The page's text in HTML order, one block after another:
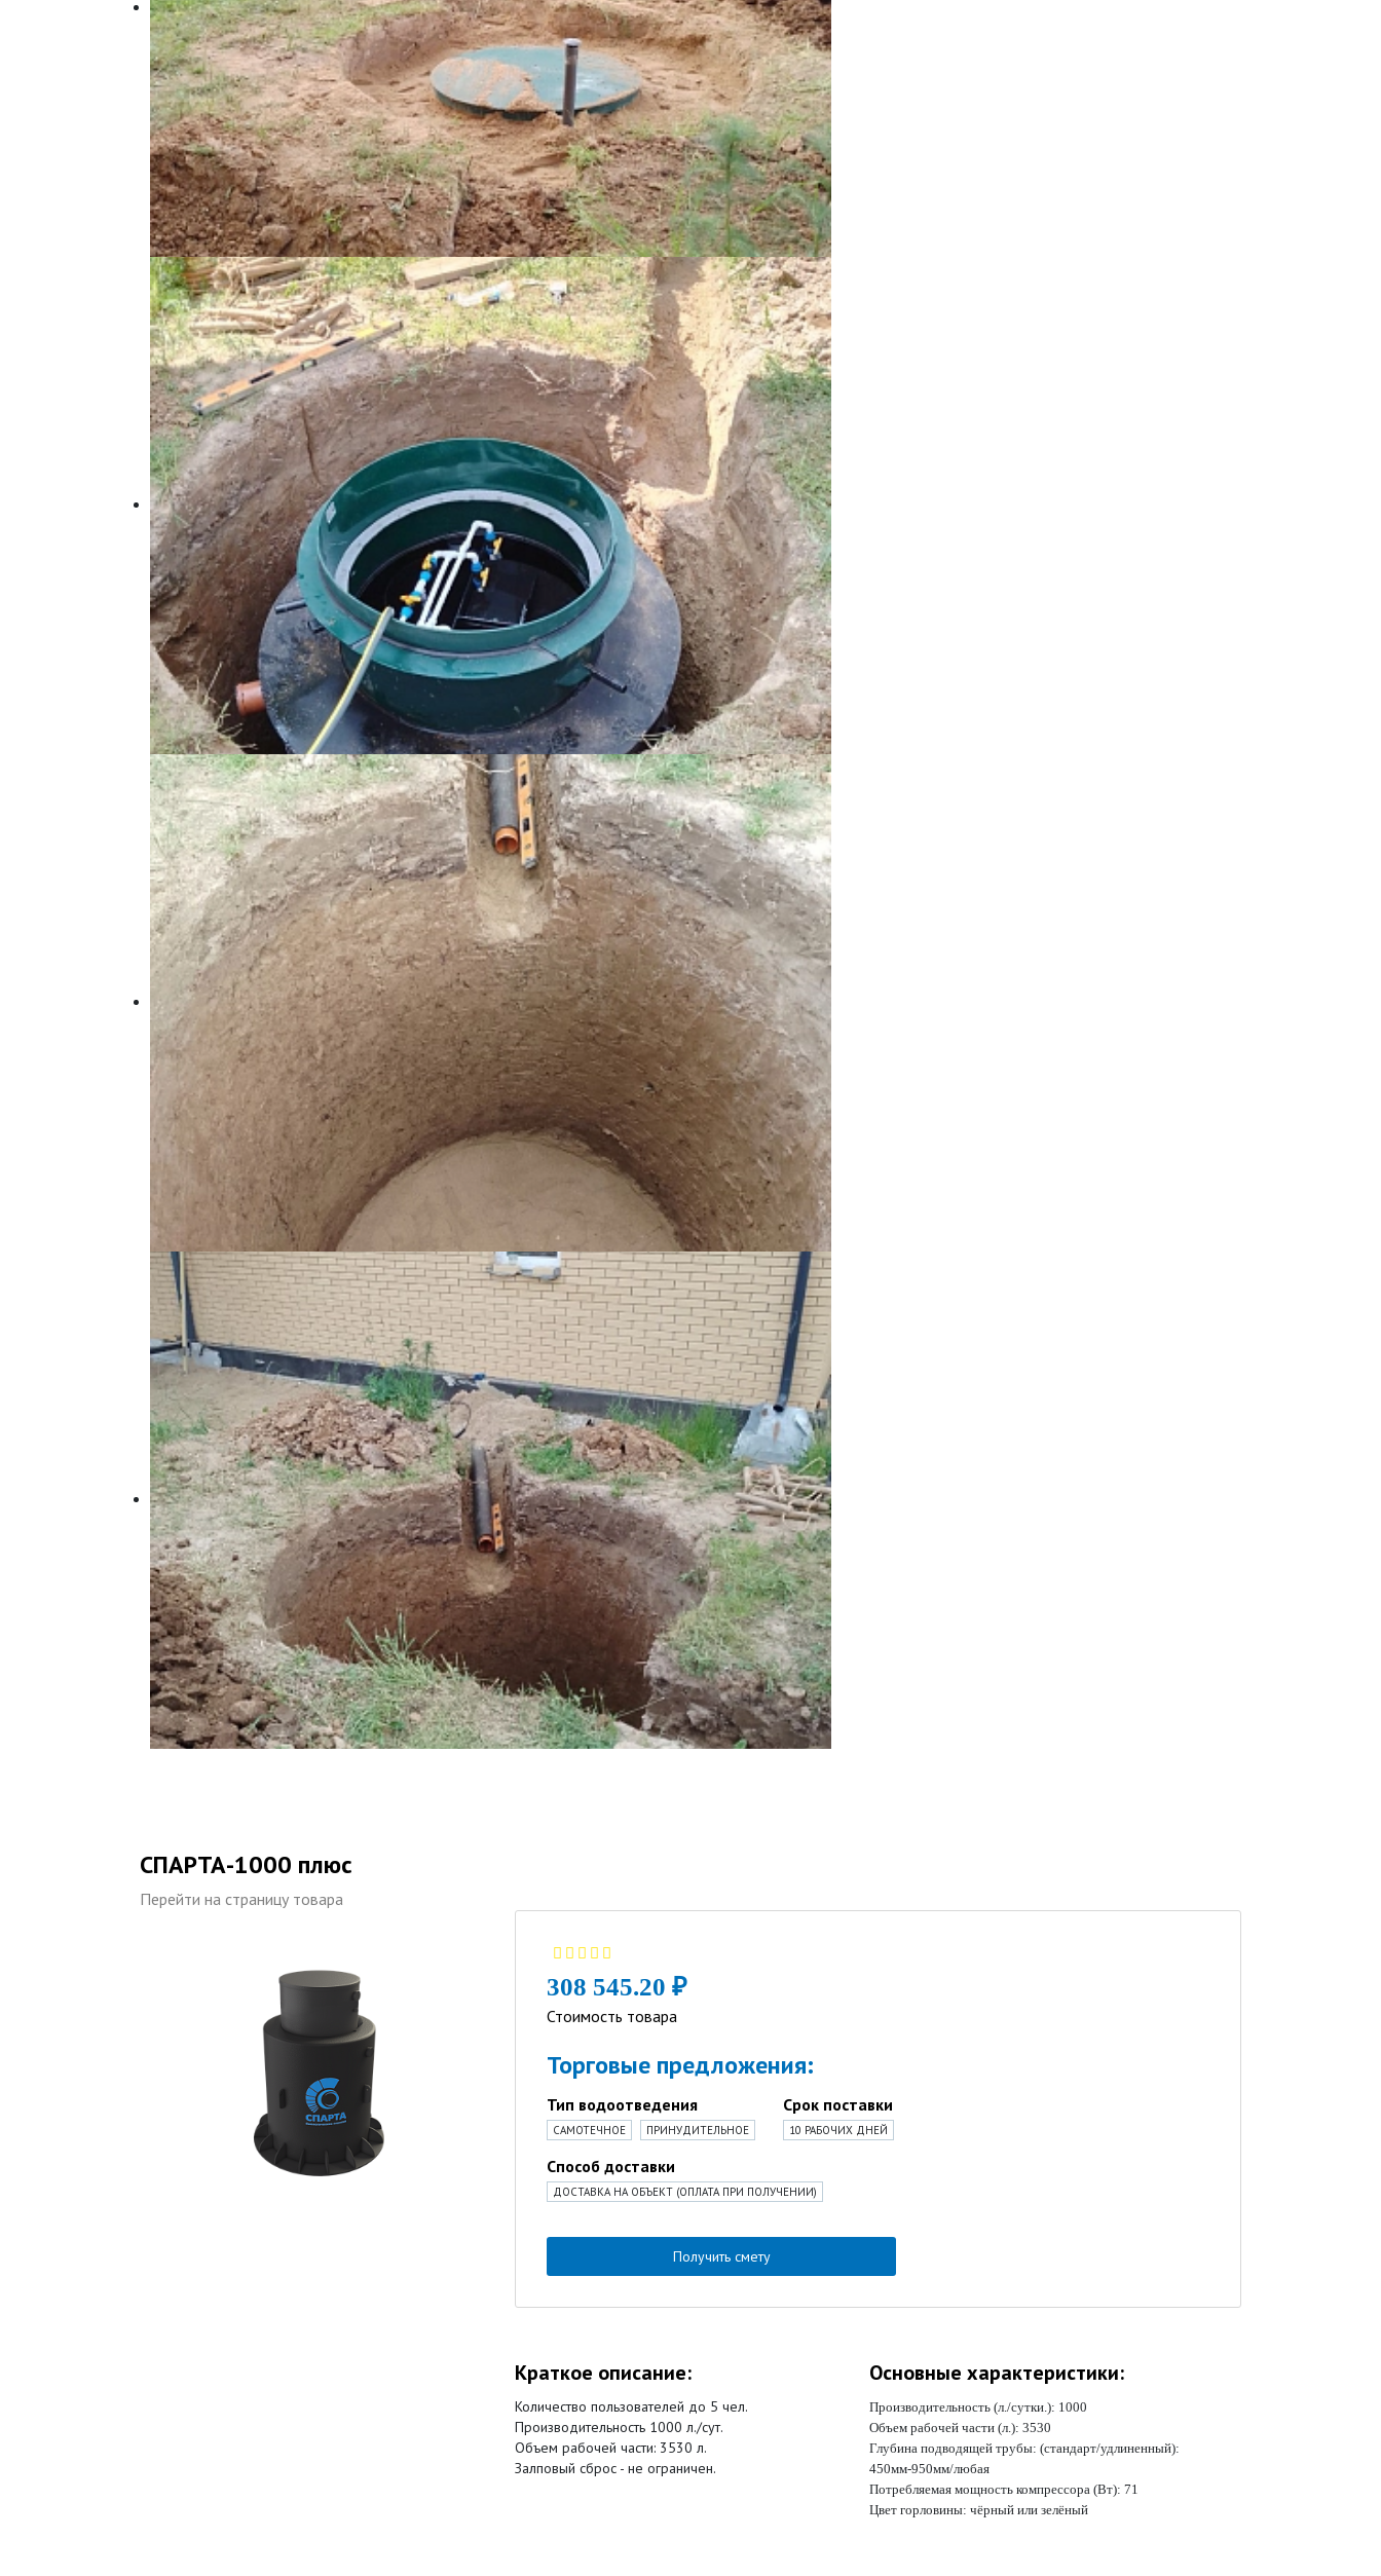
СПАРТА-1000 плюс
Перейти на страницу товара
308 545.20 ₽
Стоимость товара
Торговые предложения:
Тип водоотведения
САМОТЕЧНОЕ ПРИНУДИТЕЛЬНОЕ
Срок поставки
10 РАБОЧИХ ДНЕЙ
Способ доставки
ДОСТАВКА НА ОБЪЕКТ (ОПЛАТА ПРИ ПОЛУЧЕНИИ)
Получить смету
Краткое описание:
Количество пользователей до 5 чел.
Производительность 1000 л./сут.
Объем рабочей части: 3530 л.
Залповый сброс - не ограничен.
Основные характеристики:
Производительность (л./сутки.): 1000
Объем рабочей части (л.): 3530
Глубина подводящей трубы: (стандарт/удлиненный):
450мм-950мм/любая
Потребляемая мощность компрессора (Вт): 71
Цвет горловины: чёрный или зелёный